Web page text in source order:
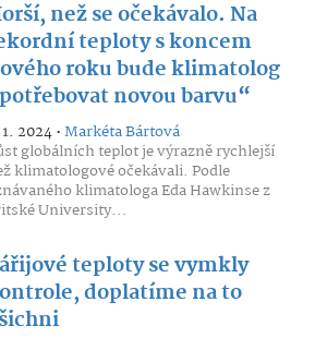
než se očekávalo. Na
teploty s koncem
roku bude klimatolog
novou barvu“
2024 •Markéta Bártová
globálních teplot je výrazně rychlejší
klimatologové očekávali. Podle
klimatologa Eda Hawkinse z
University...
teploty se vymkly
doplatíme na to